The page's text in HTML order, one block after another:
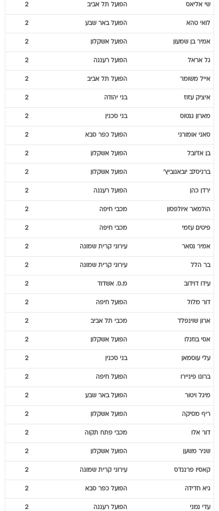
שי אליאס הפועל תל אביב 2
לואי טהא הפועל באר שבע 2
אמיר בן שמעון הפועל אשקלון 2
גל אראל הפועל רעננה 2
אייל משומר הפועל תל אביב 2
איציק עזוז בני יהודה 2
מארון גנטוס בני סכנין 2
סאני אומורגי הפועל כפר סבא 2
בן אז'ובל הפועל אשקלון 2
ברניסלב יובאנוביץ' הפועל אשקלון 2
ירדן כהן הפועל רעננה 2
הולמאר איולפסון מכבי חיפה 2
פיטים עזמי מכבי חיפה 2
אמיר נסאר עירוני קרית שמונה 2
בר הלל עירוני קרית שמונה 2
עידו דוידוב מ.ס. אשדוד 2
דור מלול הפועל חיפה 2
ארון שוינפלד מכבי תל אביב 2
אסי בוזגלו הפועל אשקלון 2
עלי עוסמאן בני סכנין 2
ברונו פיניירו הפועל חיפה 2
מיגל ויטור הפועל באר שבע 2
ריף מסיקה הפועל אשקלון 2
דור אלו מכבי פתח תקוה 2
שניר משען הפועל אשקלון 2
קאסיו פרננדס עירוני קרית שמונה 2
גיא חדידה הפועל כפר סבא 2
עדי נמני הפועל רעננה 2